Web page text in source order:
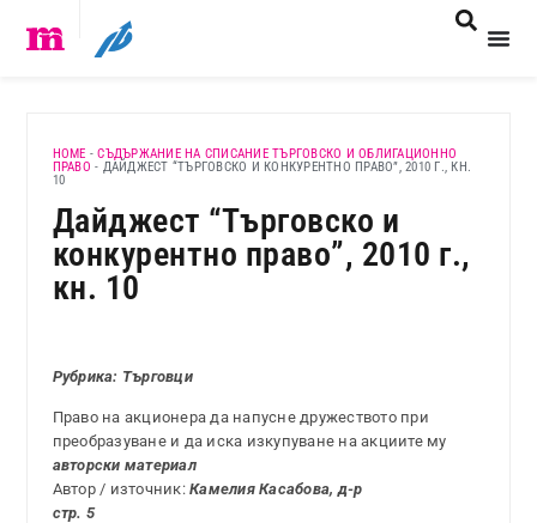
HOME -СЪДЪРЖАНИЕ НА СПИСАНИЕ ТЪРГОВСКО И ОБЛИГАЦИОННО
ПРАВО - ДАЙДЖЕСТ “ТЪРГОВСКО И КОНКУРЕНТНО ПРАВО”, 2010 Г., КН.
10
Дайджест “Търговско и
конкурентно право”, 2010 г.,
кн. 10
Рубрика: Търговци
Право на акционера да напусне дружеството при
преобразуване и да иска изкупуване на акциите му
авторски материал
Автор / източник:Камелия Касабова, д-р
стр. 5